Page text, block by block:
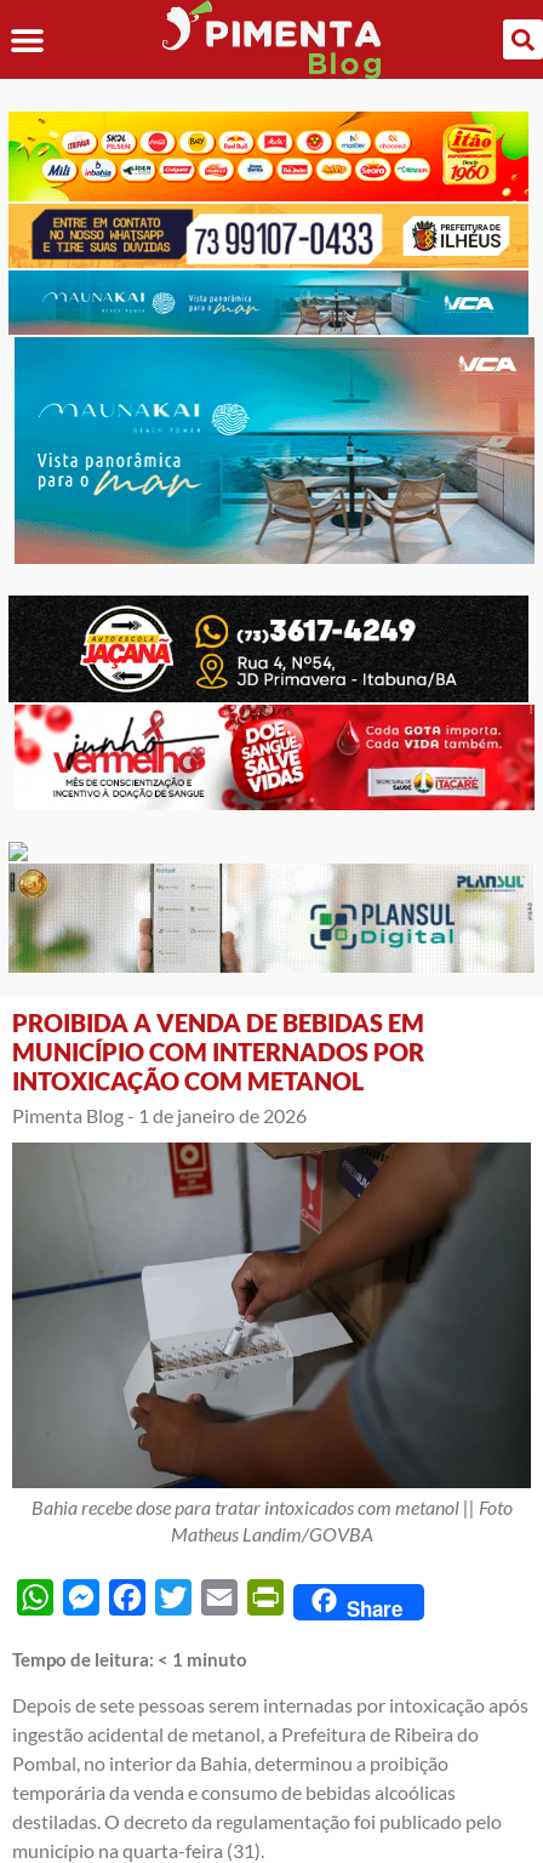
PROIBIDA A VENDA DE BEBIDAS EM
MUNICÍPIO COM INTERNADOS POR
INTOXICAÇÃO COM METANOL
Pimenta Blog - 1 de janeiro de 2026
Bahia recebe dose para tratar intoxicados com metanol || Foto
Matheus Landim/GOVBA
WhatsAppMessengerFacebook
Twitter Email PrintFriendly
Share
Tempo de leitura: < 1 minuto
Depois de sete pessoas serem internadas por intoxicação após
ingestão acidental de metanol, a Prefeitura de Ribeira do
Pombal, no interior da Bahia, determinou a proibição
temporária da venda e consumo de bebidas alcoólicas
destiladas. O decreto da regulamentação foi publicado pelo
município na quarta-feira (31).